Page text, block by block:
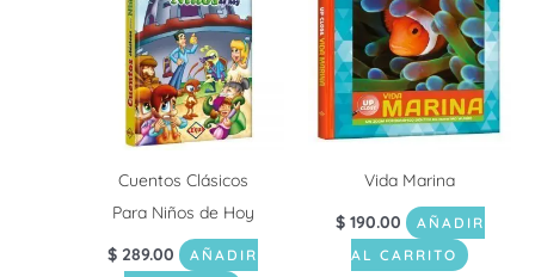
Cuentos Clásicos
Para Niños de Hoy
$ 289.00
AÑADIR
Vida Marina
$190.00
AÑADIR
AL CARRITO